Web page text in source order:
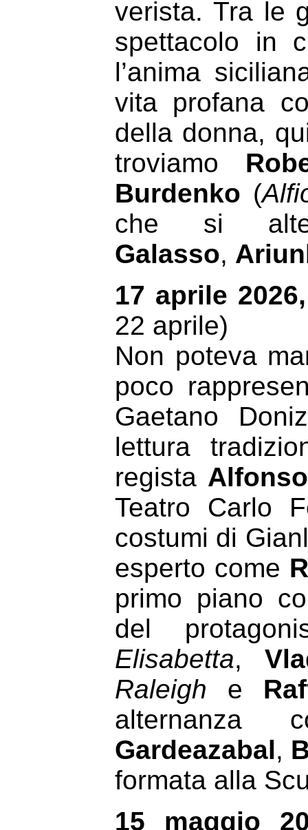
verista. Tra le
spettacolo in
l’anima
vita profana
della donna,
troviamo
Burdenko (
che si
Galasso,
17 aprile
22 aprile)
Non poteva
poco
Gaetano
lettura
regista
Teatro Carlo
costumi di
esperto come
primo piano
del
Elisabetta,
Raleigh e
Gardeazabal,
formata alla
15 maggio